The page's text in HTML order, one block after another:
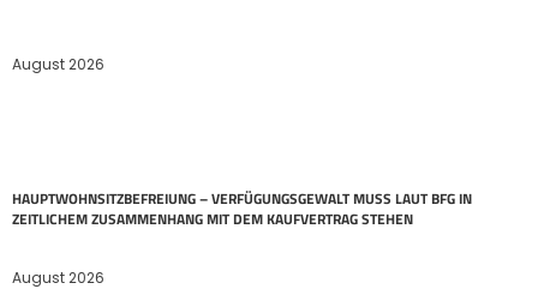
August 2026
HAUPTWOHNSITZ​­BEFREIUNG – VERFÜGUNGSGEWALT MUSS LAUT BFG IN
ZEITLICHEM ZUSAMMENHANG MIT DEM KAUFVERTRAG STEHEN
August 2026